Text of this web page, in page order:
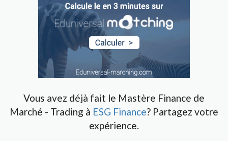
Vous avez déjà fait le Mastère Finance de
Marché - Trading à ESG Finance? Partagez votre
expérience.